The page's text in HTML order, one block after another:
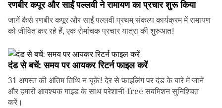
रणबीर कपूर और साईं पल्लवी ने रामायण का प्रचार शुरू किया
जानें कैसे रणबीर कपूर और साईं पल्लवी प्रथम् संकल्प कार्यक्रम में रामायण
को जीवित कर रहे हैं, एक रोमांचक प्रचार यात्रा की शुरुआत!
दंड से बचें: समय पर आयकर रिटर्न फाइल करें
31 अगस्त की अंतिम तिथि न चूकें! देर से फाइलिंग पर दंड के बारे में जानें
और हमारी आवश्यक गाइड के साथ परेशानी-free सबमिशन सुनिश्चित
करें।